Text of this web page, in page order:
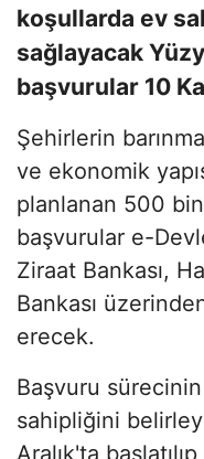
koşullarda ev
sağlayacak
başvurular 10
Şehirlerin
ve ekonomik
planlanan 500
başvurular e-
Ziraat Bankası,
Bankası
erecek.
Başvuru
sahipliğini
Aralık'ta